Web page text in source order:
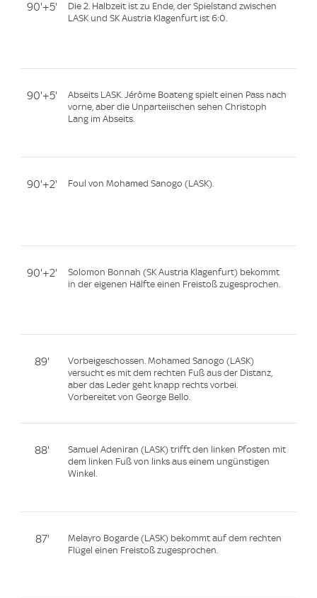
90'+5'
Die 2. Halbzeit ist zu Ende, der Spielstand zwischen
LASK und SK Austria Klagenfurt ist 6:0.
90'+5'
Abseits LASK. Jérôme Boateng spielt einen Pass nach
vorne, aber die Unparteiischen sehen Christoph
Lang im Abseits.
90'+2' Foul von Mohamed Sanogo (LASK).
90'+2'
Solomon Bonnah (SK Austria Klagenfurt) bekommt
in der eigenen Hälfte einen Freistoß zugesprochen.
89'
Vorbeigeschossen. Mohamed Sanogo (LASK)
versucht es mit dem rechten Fuß aus der Distanz,
aber das Leder geht knapp rechts vorbei.
Vorbereitet von George Bello.
88'
Samuel Adeniran (LASK) trifft den linken Pfosten mit
dem linken Fuß von links aus einem ungünstigen
Winkel.
87'
Melayro Bogarde (LASK) bekommt auf dem rechten
Flügel einen Freistoß zugesprochen.